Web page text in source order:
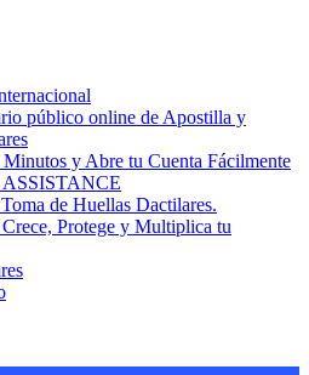
público online de Apostilla y
y Abre tu Cuenta Fácilmente
de Huellas Dactilares.
Protege y Multiplica tu